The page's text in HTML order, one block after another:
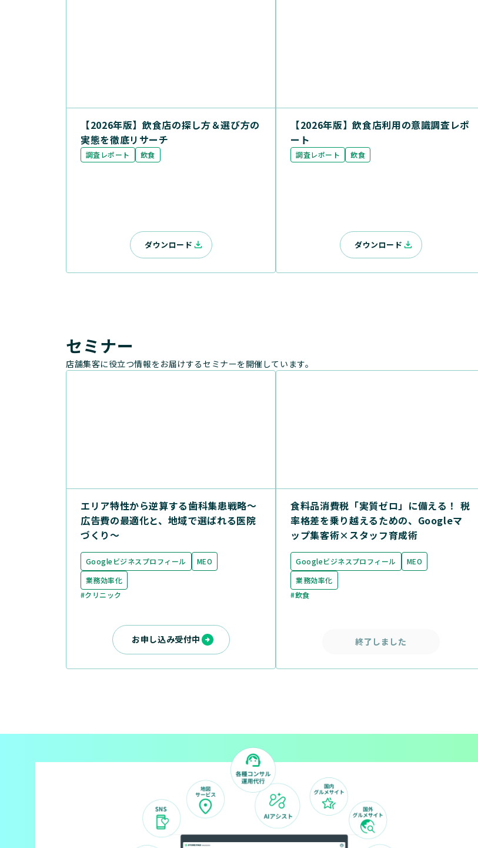
【2026年版】飲食店の探し方＆選び方の
実態を徹底リサーチ
調査レポート 飲食
ダウンロード
【2026年版】飲食店利用の意識調査レポ
ート
調査レポート 飲食
ダウンロード
セミナー
店舗集客に役立つ情報をお届けするセミナーを開催しています。
エリア特性から逆算する歯科集患戦略〜
広告費の最適化と、地域で選ばれる医院
づくり〜
Googleビジネスプロフィール
MEO
業務効率化
#クリニック
お申し込み受付中
食料品消費税「実質ゼロ」に備える！ 税
率格差を乗り越えるための、Googleマ
ップ集客術×スタッフ育成術
Googleビジネスプロフィール
MEO
業務効率化
#飲食
終了しました